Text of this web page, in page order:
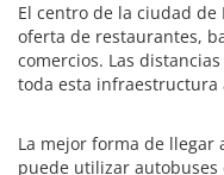
El centro de la ciudad
oferta de restaurantes,
comercios. Las
toda esta infraestructura
La mejor forma de llegar
puede utilizar autobuses